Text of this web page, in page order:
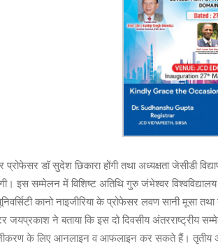
डॉ सुदेश छिकारा होंगी तथा अध्यक्षता जेसीडी
इस सम्मेलन में विशिष्ट अतिथि गुरु जंभेश्वर
कानो नाइजीरिया के प्रोफेसर लवण सानी मूसा तथा
जयप्रकाश ने बताया कि इस दो दिवसीय अंतरराष्ट्रीय
के लिए आनलाइन व आफलाइन कर सकते हैं। तृतीय